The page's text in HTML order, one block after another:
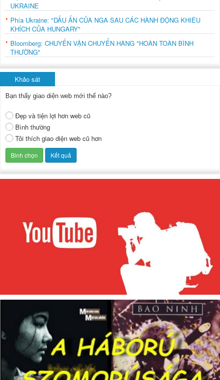
UKRAINE
Phía Ukraine: "DẤU ẤN CỦA NGA SAU CÁC HÀNH ĐỘNG KHIÊU
KHÍCH CỦA HUNGARY"
Bloomberg: CHUYẾN VẬN CHUYỂN HÀNG "HOÀN TOÀN BÌNH
THƯỜNG"
Khảo sát
Bạn thấy giao diện web mới thế nào?
Đẹp và tiện lợi hơn web cũ
Bình thường
Tôi thích giao diện web cũ hơn